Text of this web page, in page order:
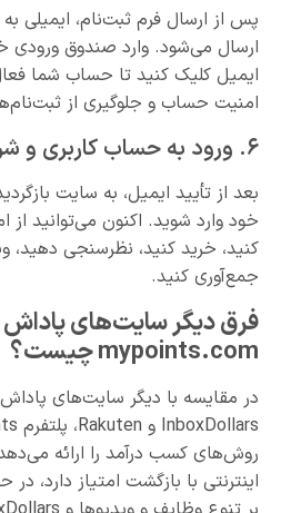
پس از ارسال فرم ثبت‌نام، ایمیلی به
ارسال می‌شود. وارد صندوق ورودی
ایمیل کلیک کنید تا حساب شما
امنیت حساب و جلوگیری از
۶. ورود به حساب کاربری و شروع کسب امتیاز
بعد از تأیید ایمیل، به سایت
کنید، خرید کنید، نظرسنجی دهید،
جمع‌آوری کنید.
فرق دیگر سایت‌های پاداش
mypoints.com چیست؟
روش‌های کسب درآمد را ارائه